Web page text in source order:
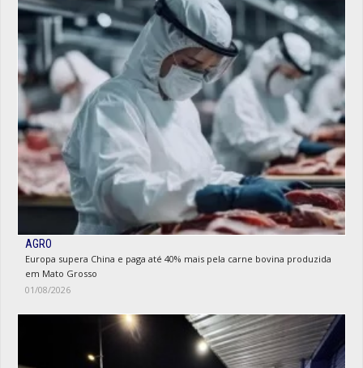
AGRO
Europa supera China e paga até 40% mais pela carne bovina produzida
em Mato Grosso
01/08/2026